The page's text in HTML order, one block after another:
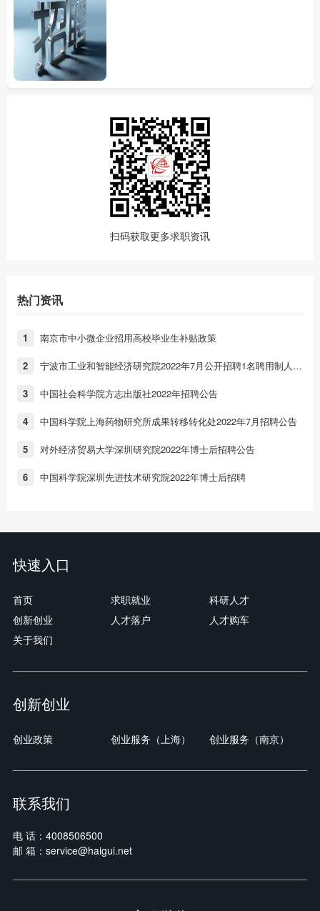
扫码获取更多求职资讯
热门资讯
1 南京市中小微企业招用高校毕业生补贴政策
2 宁波市工业和智能经济研究院2022年7月公开招聘1名聘用制人员公告
3 中国社会科学院方志出版社2022年招聘公告
4 中国科学院上海药物研究所成果转移转化处2022年7月招聘公告
5 对外经济贸易大学深圳研究院2022年博士后招聘公告
6 中国科学院深圳先进技术研究院2022年博士后招聘
快速入口
首页 求职就业
科研人才
创新创业
人才落户
人才购车
关于我们
创新创业
创业政策 创业服务（上海） 创业服务（南京）
联系我们
电 话：4008506500
邮 箱：service@haigui.net